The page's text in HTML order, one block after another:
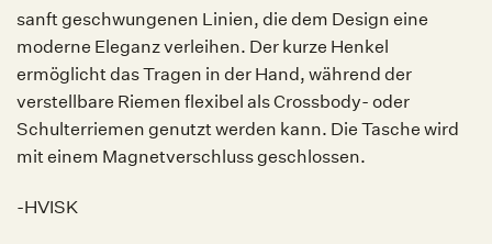
sanft geschwungenen Linien, die dem Design eine
moderne Eleganz verleihen. Der kurze Henkel
ermöglicht das Tragen in der Hand, während der
verstellbare Riemen flexibel als Crossbody- oder
Schulterriemen genutzt werden kann. Die Tasche wird
mit einem Magnetverschluss geschlossen.
-HVISK